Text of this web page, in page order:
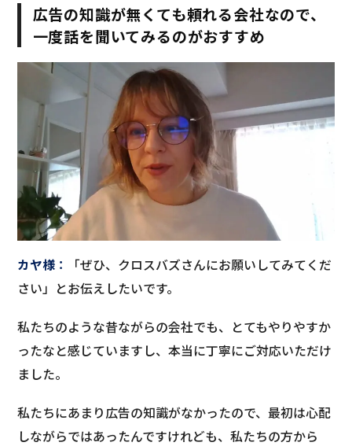
広告の知識が無くても頼れる会社なので、
一度話を聞いてみるのがおすすめ
カヤ様 ：
「ぜひ、クロスバズさんにお願いしてみてくだ
さい」とお伝えしたいです。
私たちのような昔ながらの会社でも、とてもやりやすか
ったなと感じていますし、本当に丁寧にご対応いただけ
ました。
私たちにあまり広告の知識がなかったので、最初は心配
しながらではあったんですけれども、私たちの方から